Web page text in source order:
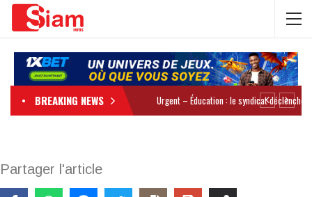
BREAKING NEWS
Partager l'article